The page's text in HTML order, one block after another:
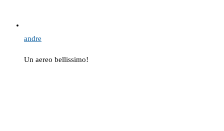
andre
Un aereo bellissimo!